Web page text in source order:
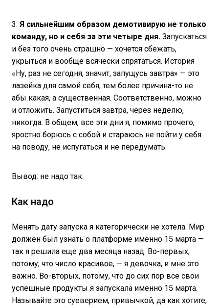
3. Я сильнейшим образом демотивирую не только
команду, но и себя за эти четыре дня. Запускаться
и без того очень страшно — хочется сбежать,
укрыться и вообще всячески спрятаться. История
«Ну, раз не сегодня, значит, запущусь завтра» — это
лазейка для самой себя, тем более причина-то не
абы какая, а существенная. Соответственно, можно
и отложить. Запуститься завтра, через неделю,
никогда. В общем, все эти дни я, помимо прочего,
яростно борюсь с собой и стараюсь не пойти у себя
на поводу, не испугаться и не передумать.
Вывод: не надо так.
Как надо
Менять дату запуска я категорически не хотела. Мир
должен был узнать о платформе именно 15 марта —
так я решила еще два месяца назад. Во-первых,
потому, что число красивое, — я девочка, и мне это
важно. Во-вторых, потому, что до сих пор все свои
успешные продукты я запускала именно 15 марта.
Называйте это суеверием, привычкой, да как хотите,